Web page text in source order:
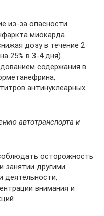
из-за опасности
миокарда.
дозу в течение 2
25% в 3-4 дня).
содержания в
антинуклеарных
автотранспорта и
осторожность
занятии другими
деятельности,
внимания и